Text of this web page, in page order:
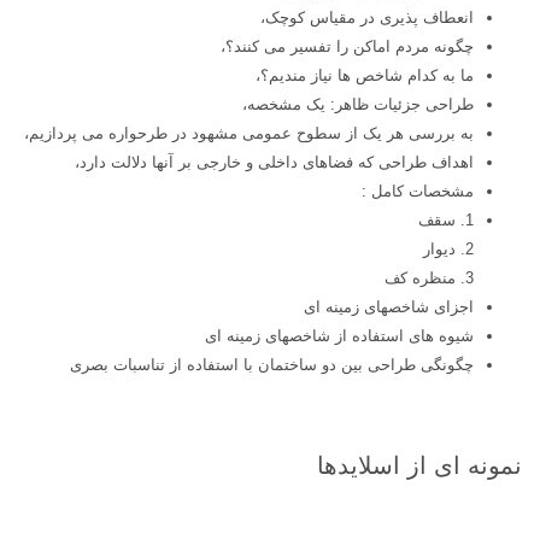
انعطاف پذیری در مقیاس کوچک،
چگونه مردم اماکن را تفسیر می کنند؟،
ما به کدام شاخص ها نیاز مندیم؟،
طراحی جزئیات ظاهر: یک مشخصه،
به بررسی هر یک از سطوح عمومی مشهود در طرحواره می پردازیم،
اهداف طراحی که فضاهای داخلی و خارجی بر آنها دلالت دارد،
مشخصات کامل :
1. سقف
2. دیوار
3. منظره کف
اجزای شاخصهای زمینه ای
شیوه های استفاده از شاخصهای زمینه ای
چگونگی طراحی بین دو ساختمان با استفاده از تناسبات بصری
نمونه ای از اسلایدها